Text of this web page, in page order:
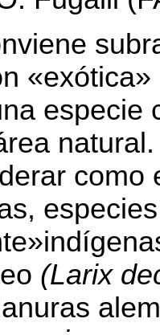
especie
como
especies
(Larix